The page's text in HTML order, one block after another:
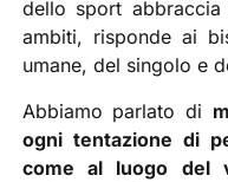
dello sport abbraccia
ambiti, risponde ai
umane, del singolo e
Abbiamo parlato di
ogni tentazione di
come al luogo del